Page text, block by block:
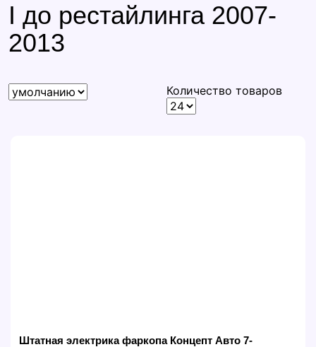
I до рестайлинга 2007-
2013
Количество товаров
Штатная электрика фаркопа Концепт Авто 7-